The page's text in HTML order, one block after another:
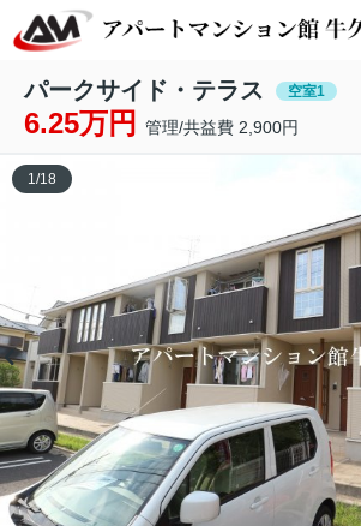
パークサイド・テラス 空室1
6.25万円 管理/共益費 2,900円
1/18